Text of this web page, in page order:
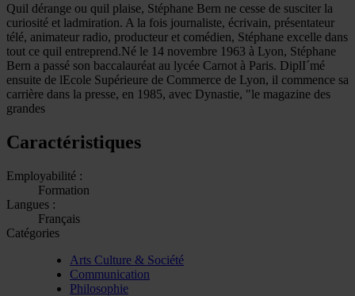
Quil dérange ou quil plaise, Stéphane Bern ne cesse de susciter la
curiosité et ladmiration. A la fois journaliste, écrivain, présentateur
télé, animateur radio, producteur et comédien, Stéphane excelle dans
tout ce quil entreprend.Né le 14 novembre 1963 à Lyon, Stéphane
Bern a passé son baccalauréat au lycée Carnot à Paris. DiplI´mé
ensuite de lEcole Supérieure de Commerce de Lyon, il commence sa
carrière dans la presse, en 1985, avec Dynastie, "le magazine des
grandes
Caractéristiques
Employabilité :
Formation
Langues :
Français
Catégories
Arts Culture & Société
Communication
Philosophie